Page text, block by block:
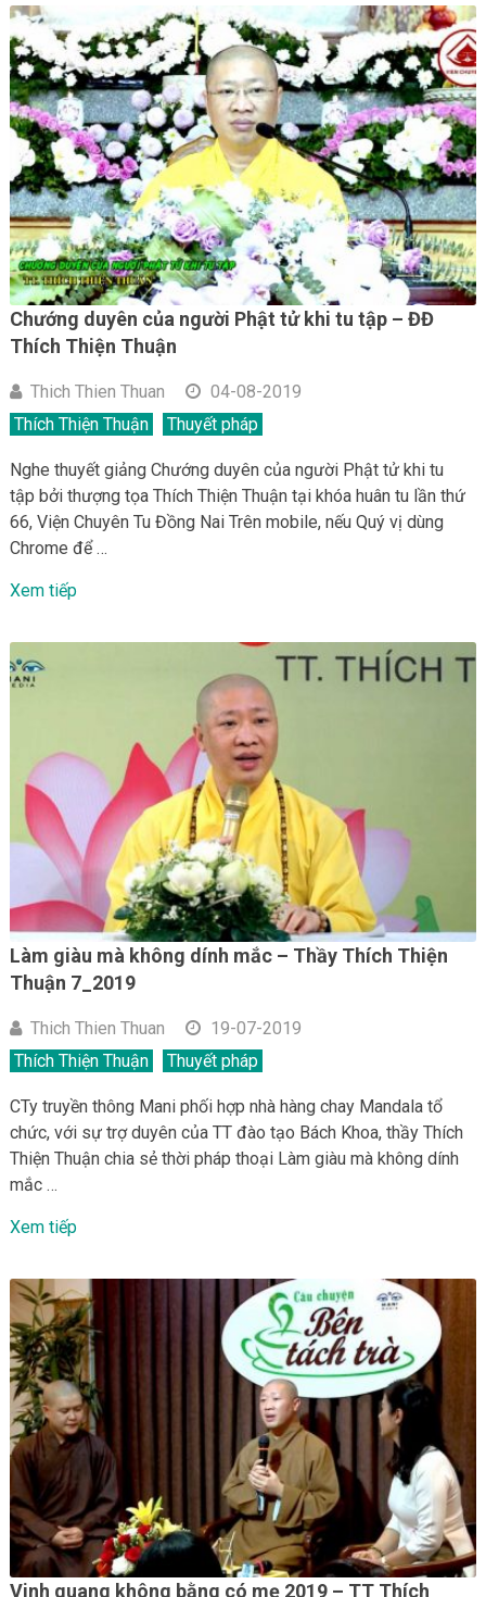
Chướng duyên của người Phật tử khi tu tập – ĐĐ
Thích Thiện Thuận
Thich Thien Thuan
04-08-2019
Thích Thiện Thuận
Thuyết pháp
Nghe thuyết giảng Chướng duyên của người Phật tử khi tu
tập bởi thượng tọa Thích Thiện Thuận tại khóa huân tu lần thứ
66, Viện Chuyên Tu Đồng Nai Trên mobile, nếu Quý vị dùng
Chrome để …
Xem tiếp
Làm giàu mà không dính mắc – Thầy Thích Thiện
Thuận 7_2019
Thich Thien Thuan
19-07-2019
Thích Thiện Thuận
Thuyết pháp
CTy truyền thông Mani phối hợp nhà hàng chay Mandala tổ
chức, với sự trợ duyên của TT đào tạo Bách Khoa, thầy Thích
Thiện Thuận chia sẻ thời pháp thoại Làm giàu mà không dính
mắc …
Xem tiếp
Vinh quang không bằng có mẹ 2019 – TT Thích